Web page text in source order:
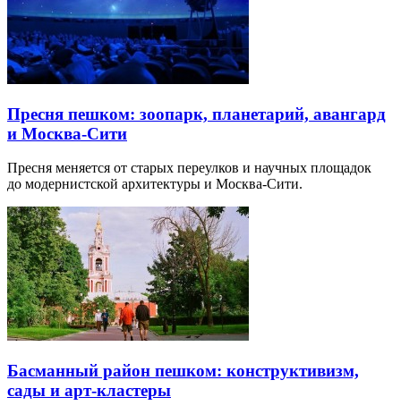
Пресня пешком: зоопарк, планетарий, авангард
и Москва-Сити
Пресня меняется от старых переулков и научных площадок
до модернистской архитектуры и Москва-Сити.
Басманный район пешком: конструктивизм,
сады и арт-кластеры